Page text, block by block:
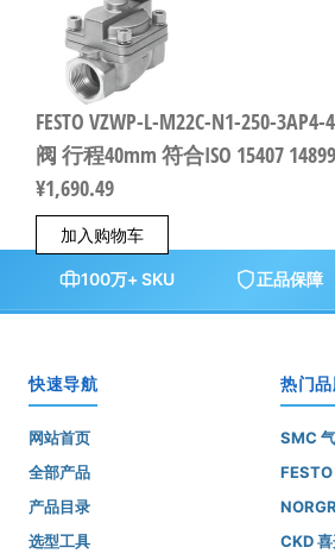
FESTO VZWP-L-M22C-N1-250-
阀 行程40mm 符合ISO 15407
¥1,690.49
加入购物车
100万+ SKU 正品保障
快速导航
网站首页
全部产品
产品目录
选型工具
热门
SMC
CKD